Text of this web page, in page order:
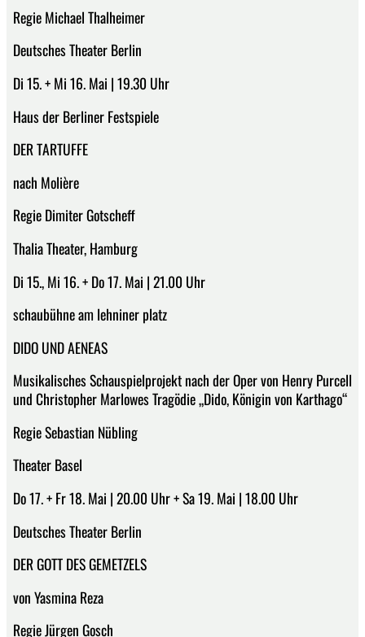
Regie Michael Thalheimer
Deutsches Theater Berlin
Di 15. + Mi 16. Mai | 19.30 Uhr
Haus der Berliner Festspiele
DER TARTUFFE
nach Molière
Regie Dimiter Gotscheff
Thalia Theater, Hamburg
Di 15., Mi 16. + Do 17. Mai | 21.00 Uhr
schaubühne am lehniner platz
DIDO UND AENEAS
Musikalisches Schauspielprojekt nach der Oper von Henry Purcell
und Christopher Marlowes Tragödie „Dido, Königin von Karthago“
Regie Sebastian Nübling
Theater Basel
Do 17. + Fr 18. Mai | 20.00 Uhr + Sa 19. Mai | 18.00 Uhr
Deutsches Theater Berlin
DER GOTT DES GEMETZELS
von Yasmina Reza
Regie Jürgen Gosch